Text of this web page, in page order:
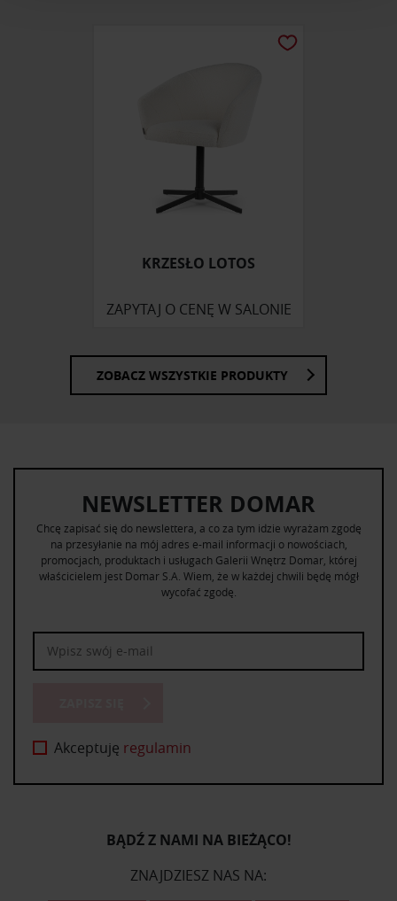
korzystasz z naszej witryny, udostępniamy partnerom
korzystania z ich usług.
KRZESŁO LOTOS
ZAPYTAJ O CENĘ W SALONIE
ZOBACZ WSZYSTKIE PRODUKTY
NEWSLETTER DOMAR
Chcę zapisać się do newslettera, a co za tym idzie wyrażam zgodę
na przesyłanie na mój adres e-mail informacji o nowościach,
promocjach, produktach i usługach Galerii Wnętrz Domar, której
właścicielem jest Domar S.A. Wiem, że w każdej chwili będę mógł
wycofać zgodę.
Akceptuję regulamin
BĄDŹ Z NAMI NA BIEŻĄCO!
ZNAJDZIESZ NAS NA: